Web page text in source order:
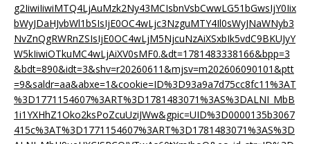
g2IiwiIiwiMTQ4LjAuMzk2Ny43MCIsbnVsbCwwLG51bGwsIjY0Iix
bWyJDaHJvbWl1bSIsIjE0OC4wLjc3NzguMTY4Il0sWyJNaWNyb3
NvZnQgRWRnZSIsIjE0OC4wLjM5NjcuNzAiXSxbIk5vdC9BKUJyY
W5kIiwiOTkuMC4wLjAiXV0sMF0.&dt=1781483338166&bpp=3
&bdt=890&idt=3&shv=r20260611&mjsv=m202606090101&ptt
=9&saldr=aa&abxe=1&cookie=ID%3D93a9a7d75cc8fc11%3AT
%3D1771154607%3ART%3D1781483071%3AS%3DALNI_MbB
1i1YXHhZ1Oko2ksPoZcuUziJWw&gpic=UID%3D0000135b3067
415c%3AT%3D1771154607%3ART%3D1781483071%3AS%3D